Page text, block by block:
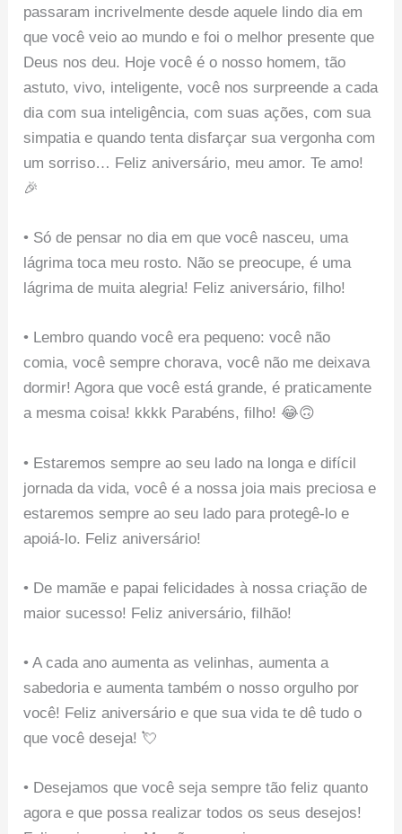
passaram incrivelmente desde aquele lindo dia em
que você veio ao mundo e foi o melhor presente que
Deus nos deu. Hoje você é o nosso homem, tão
astuto, vivo, inteligente, você nos surpreende a cada
dia com sua inteligência, com suas ações, com sua
simpatia e quando tenta disfarçar sua vergonha com
um sorriso… Feliz aniversário, meu amor. Te amo!
🎉
• Só de pensar no dia em que você nasceu, uma
lágrima toca meu rosto. Não se preocupe, é uma
lágrima de muita alegria! Feliz aniversário, filho!
• Lembro quando você era pequeno: você não
comia, você sempre chorava, você não me deixava
dormir! Agora que você está grande, é praticamente
a mesma coisa! kkkk Parabéns, filho! 😂🙃
• Estaremos sempre ao seu lado na longa e difícil
jornada da vida, você é a nossa joia mais preciosa e
estaremos sempre ao seu lado para protegê-lo e
apoiá-lo. Feliz aniversário!
• De mamãe e papai felicidades à nossa criação de
maior sucesso! Feliz aniversário, filhão!
• A cada ano aumenta as velinhas, aumenta a
sabedoria e aumenta também o nosso orgulho por
você! Feliz aniversário e que sua vida te dê tudo o
que você deseja! 💘
• Desejamos que você seja sempre tão feliz quanto
agora e que possa realizar todos os seus desejos!